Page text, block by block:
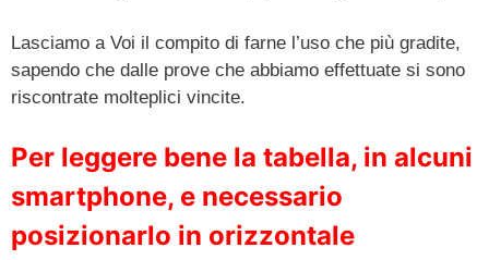
Lasciamo a Voi il compito di farne l’uso che più gradite,
sapendo che dalle prove che abbiamo effettuate si sono
riscontrate molteplici vincite.
Per leggere bene la tabella, in alcuni
smartphone, e necessario
posizionarlo in orizzontale